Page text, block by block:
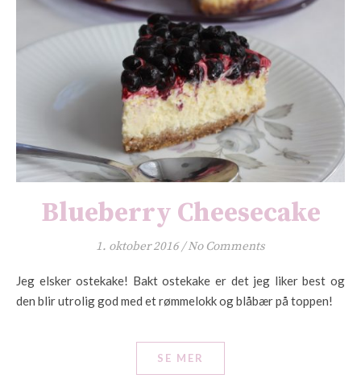
Blueberry Cheesecake
1. oktober 2016 / No Comments
Jeg elsker ostekake! Bakt ostekake er det jeg liker best og
den blir utrolig god med et rømmelokk og blåbær på toppen!
SE MER